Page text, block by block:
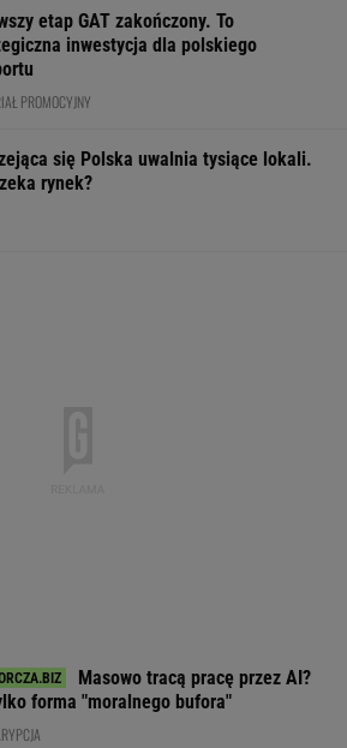
etap GAT zakończony. To
inwestycja dla polskiego
PROMOCYJNY
się Polska uwalnia tysiące lokali.
rynek?
Masowo tracą pracę przez AI?
forma "moralnego bufora"